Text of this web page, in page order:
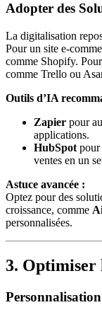
Adopter des
La digitalisation
Pour un site e-
comme Shopify.
comme Trello ou
Outils d’IA
Zapier pour
applications.
HubSpot pour
ventes en un
Astuce avancée :
Optez pour des
croissance, comme
personnalisées.
3. Optimiser